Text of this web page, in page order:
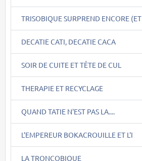
TRISOBIQUE SURPREND ENCORE (ET
DECATIE CATI, DECATIE CACA
SOIR DE CUITE ET TÊTE DE CUL
THERAPIE ET RECYCLAGE
QUAND TATIE N'EST PAS LA....
L'EMPEREUR BOKACROUILLE ET L'I
LA TRONCOBIQUE